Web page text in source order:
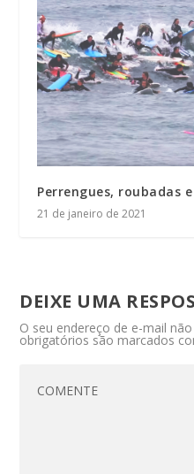
Perrengues, roubadas
21 de janeiro de 2021
DEIXE UMA
O seu endereço de e-mail
obrigatórios são marcados